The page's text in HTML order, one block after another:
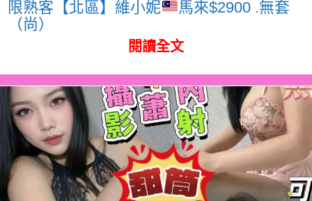
限熟客【北區】維小妮
馬來$2900 .無套
（尚）
閱讀全文